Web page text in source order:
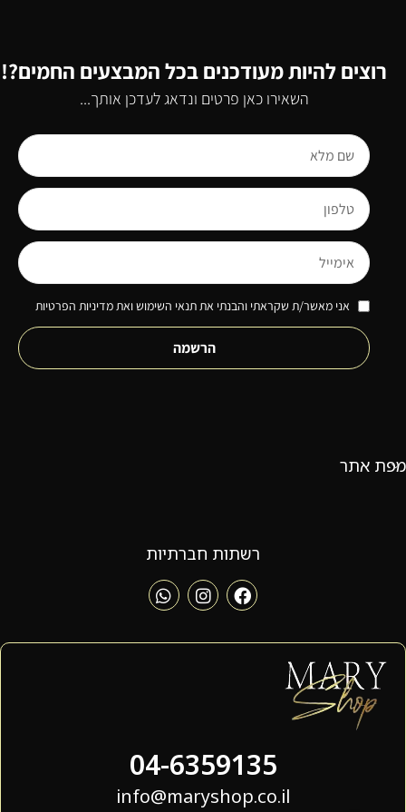
רוצים להיות מעודכנים בכל המבצעים החמים?!
השאירו כאן פרטים ונדאג לעדכן אותך...
אני מאשר/ת שקראתי והבנתי את תנאי השימוש ואת מדיניות הפרטיות
הרשמה
מפת אתר
רשתות חברתיות
04-6359135
info@maryshop.co.il